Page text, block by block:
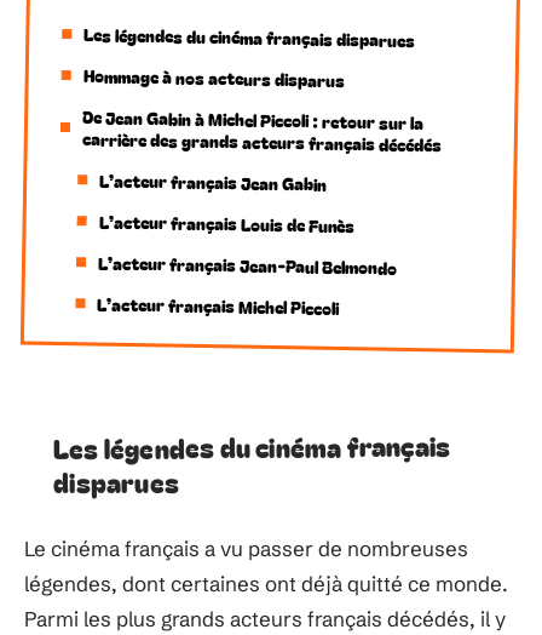
Les légendes du cinéma français disparues
Hommage à nos acteurs disparus
De Jean Gabin à Michel Piccoli : retour sur la
carrière des grands acteurs français décédés
L’acteur français Jean Gabin
L’acteur français Louis de Funès
L’acteur français Jean-Paul Belmondo
L’acteur français Michel Piccoli
Les légendes du cinéma français
disparues
Le cinéma français a vu passer de nombreuses
légendes, dont certaines ont déjà quitté ce monde.
Parmi les plus grands acteurs français décédés, il y